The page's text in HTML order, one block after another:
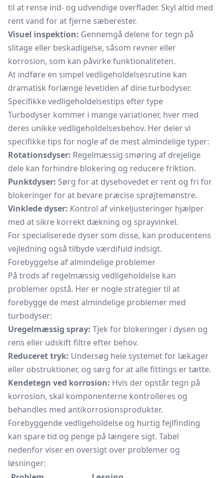
til at rense ind- og udvendige overflader. Skyl altid med
rent vand for at fjerne sæberester.
Visuel inspektion: Gennemgå delene for tegn på
slitage eller beskadigelse, såsom revner eller
korrosion, som kan påvirke funktionaliteten.
At indføre en simpel vedligeholdelsesrutine kan
dramatisk forlænge levetiden af dine turbodyser.
Specifikke vedligeholdelsestips efter type
Turbodyser kommer i mange variationer, hver med
deres unikke vedligeholdelsesbehov. Her deler vi
specifikke tips for nogle af de mest almindelige typer:
Rotationsdyser: Regelmæssig smøring af drejelige
dele kan forhindre blokering og reducere friktion.
Punktdyser: Sørg for at dysehovedet er rent og fri for
blokeringer for at bevare præcise sprøjtemønstre.
Vinklede dyser: Kontrol af vinkeljusteringer hjælper
med at sikre korrekt dækning og sprayvinkel.
For specialiserede dyser som disse, kan producentens
vejledning også tilbyde værdifuld indsigt.
Forebyggelse af almindelige problemer
På trods af regelmæssig vedligeholdelse kan
problemer opstå. Her er nogle strategier til at
forebygge de mest almindelige problemer med
turbodyser:
Uregelmæssig spray: Tjek for blokeringer i dysen og
rens eller udskift filtre efter behov.
Reduceret tryk: Undersøg hele systemet for lækager
eller obstruktioner, og sørg for at alle fittings er tætte.
Kendetegn ved korrosion: Hvis der opstår tegn på
korrosion, skal komponenterne kontrolleres og
behandles med antikorrosionsprodukter.
Forebyggende vedligeholdelse og hurtig fejlfinding
kan spare tid og penge på længere sigt. Tabel
nedenfor viser en oversigt over problemer og
løsninger: